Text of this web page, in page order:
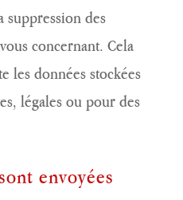
suppression des
concernant. Cela
les données stockées
légales ou pour des
envoyées